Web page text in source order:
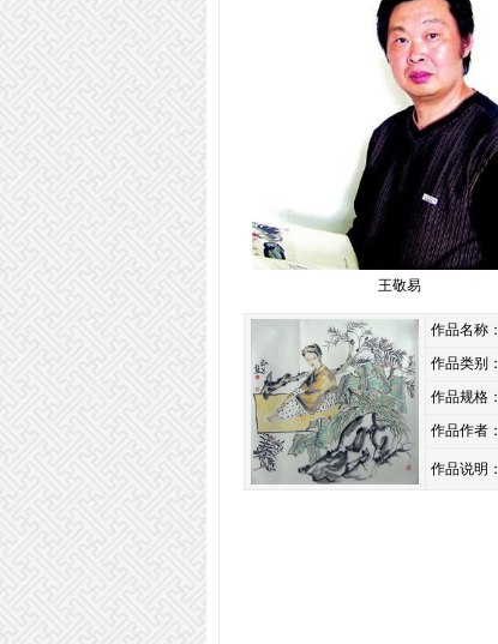
王敬易
作品名称：
作品类别：
作品规格：
作品作者：
作品说明：